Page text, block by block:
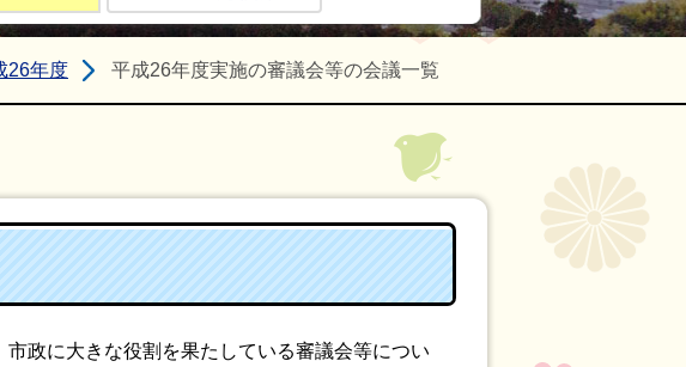
26年度 平成26年度実施の審議会等の会議一覧
政に大きな役割を果たしている審議会等につい